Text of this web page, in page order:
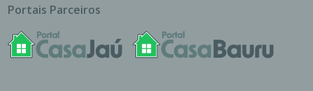
Portais Parceiros